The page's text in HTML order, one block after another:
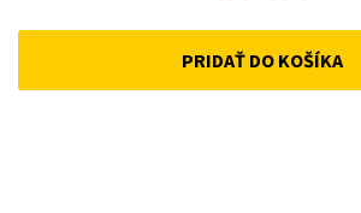
price
was:
price
is:
PRIDAŤ DO KOŠÍKA